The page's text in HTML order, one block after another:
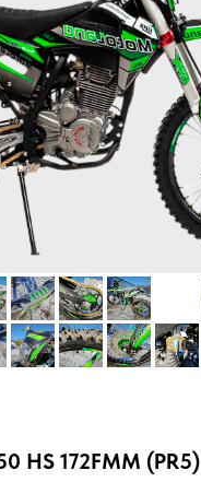
HS 172FMM (PR5)